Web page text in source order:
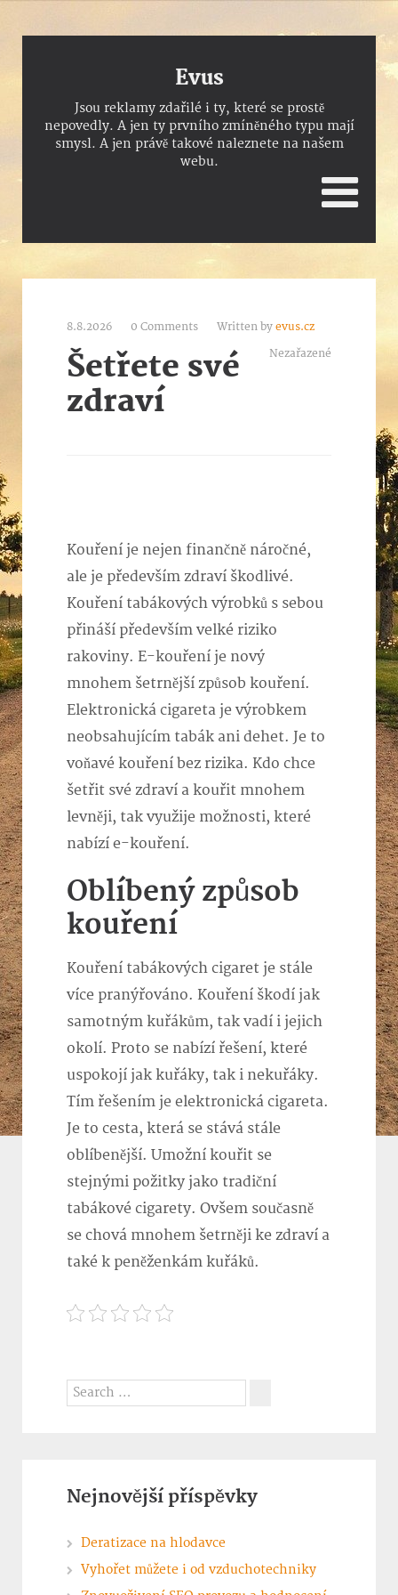
Evus
Jsou reklamy zdařilé i ty, které se prostě
nepovedly. A jen ty prvního zmíněného typu mají
smysl. A jen právě takové naleznete na našem
webu.
8.8.2026 0 Comments Written by evus.cz
Nezařazené
Šetřete své
zdraví
Kouření je nejen finančně náročné,
ale je především zdraví škodlivé.
Kouření tabákových výrobků s sebou
přináší především velké riziko
rakoviny. E-kouření je nový
mnohem šetrnější způsob kouření.
Elektronická cigareta je výrobkem
neobsahujícím tabák ani dehet. Je to
voňavé kouření bez rizika. Kdo chce
šetřit své zdraví a kouřit mnohem
levněji, tak využije možnosti, které
nabízí e-kouření.
Oblíbený způsob
kouření
Kouření tabákových cigaret je stále
více pranýřováno. Kouření škodí jak
samotným kuřákům, tak vadí i jejich
okolí. Proto se nabízí řešení, které
uspokojí jak kuřáky, tak i nekuřáky.
Tím řešením je elektronická cigareta.
Je to cesta, která se stává stále
oblíbenější. Umožní kouřit se
stejnými požitky jako tradiční
tabákové cigarety. Ovšem současně
se chová mnohem šetrněji ke zdraví a
také k peněženkám kuřáků.
Search
for:
Nejnovější příspěvky
Deratizace na hlodavce
Vyhořet můžete i od vzduchotechniky